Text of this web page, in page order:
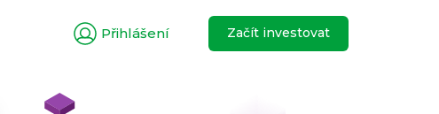
Přihlášení Začít investovat